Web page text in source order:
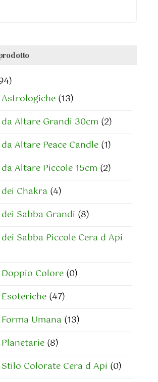
Astrologiche (13)
da Altare Grandi 30cm (2)
Altare Peace Candle (1)
Altare Piccole 15cm (2)
Chakra (4)
Sabba Grandi (8)
Sabba Piccole Cera d Api
Doppio Colore (0)
(47)
Umana (13)
(8)
Stilo Colorate Cera d Api (0)